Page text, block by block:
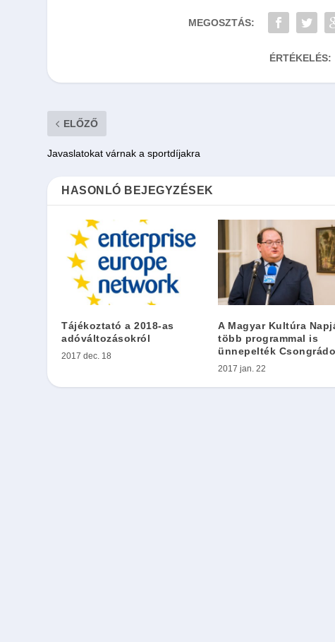
MEGOSZTÁS:
ÉRTÉKELÉS:
ELŐZŐ
Javaslatokat várnak a sportdíjakra
HASONLÓ BEJEGYZÉSEK
Tájékoztató a 2018-as
adóváltozásokról
2017 dec. 18
A Magyar Kultúra
több programmal is
ünnepelték
2017 jan. 22